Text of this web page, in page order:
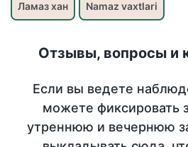
Ламаз хан Namaz vaxtlari
Отзывы, вопросы и
Если вы ведете
можете фиксировать
утреннюю и вечернюю